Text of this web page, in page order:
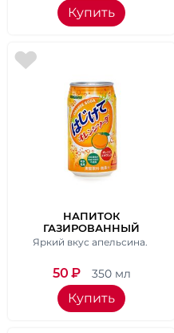
Купить
НАПИТОК
ГАЗИРОВАННЫЙ
SANGARIA "ORANGE" СО
ВКУСОМ АПЕЛЬСИНА, 350
Яркий вкус апельсина.
50 ₽ 350 мл
Купить